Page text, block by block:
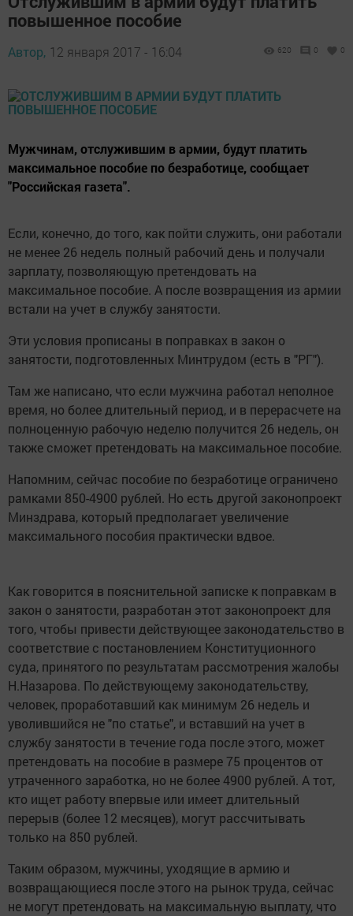
повышенное пособие
Автор, 12 января 2017 - 16:04 620 0 0
Мужчинам, отслужившим в армии, будут платить
максимальное пособие по безработице, сообщает
"Российская газета".
Если, конечно, до того, как пойти служить, они работали
не менее 26 недель полный рабочий день и получали
зарплату, позволяющую претендовать на
максимальное пособие. А после возвращения из армии
встали на учет в службу занятости.
Эти условия прописаны в поправках в закон о
занятости, подготовленных Минтрудом (есть в "РГ").
Там же написано, что если мужчина работал неполное
время, но более длительный период, и в перерасчете на
полноценную рабочую неделю получится 26 недель, он
также сможет претендовать на максимальное пособие.
Напомним, сейчас пособие по безработице ограничено
рамками 850-4900 рублей. Но есть другой законопроект
Минздрава, который предполагает увеличение
максимального пособия практически вдвое.
Как говорится в пояснительной записке к поправкам в
закон о занятости, разработан этот законопроект для
того, чтобы привести действующее законодательство в
соответствие с постановлением Конституционного
суда, принятого по результатам рассмотрения жалобы
Н.Назарова. По действующему законодательству,
человек, проработавший как минимум 26 недель и
уволившийся не "по статье", и вставший на учет в
службу занятости в течение года после этого, может
претендовать на пособие в размере 75 процентов от
утраченного заработка, но не более 4900 рублей. А тот,
кто ищет работу впервые или имеет длительный
перерыв (более 12 месяцев), могут рассчитывать
только на 850 рублей.
Таким образом, мужчины, уходящие в армию и
возвращающиеся после этого на рынок труда, сейчас
не могут претендовать на максимальную выплату, что